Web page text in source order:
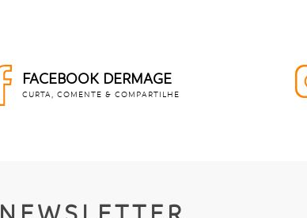
FACEBOOK DERMAGE
CURTA, COMENTE & COMPARTILHE